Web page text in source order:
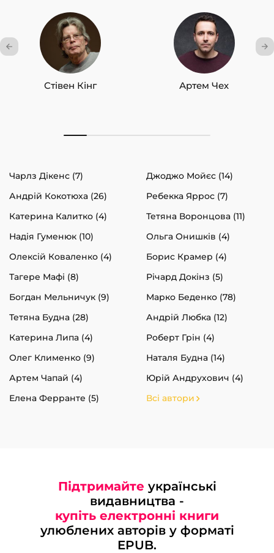
Стівен Кінг Артем Чех
Чарлз Дікенс (7)
Джоджо Мойєс (14)
Андрій Кокотюха (26)
Ребекка Яррос (7)
Катерина Калитко (4)
Тетяна Воронцова (11)
Надія Гуменюк (10)
Ольга Онишків (4)
Олексій Коваленко (4)
Борис Крамер (4)
Тагере Мафі (8)
Річард Докінз (5)
Богдан Мельничук (9)
Марко Беденко (78)
Тетяна Будна (28)
Андрій Любка (12)
Катерина Липа (4)
Роберт Грін (4)
Олег Клименко (9)
Наталя Будна (14)
Артем Чапай (4)
Юрій Андрухович (4)
Елена Ферранте (5)
Всі автори
Підтримайте українські
видавництва -
купіть електронні книги
улюблених авторів у форматі
EPUB.